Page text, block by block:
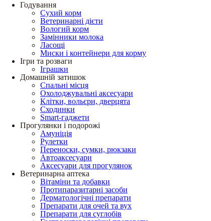
Годування
Сухий корм
Ветеринарні дієти
Вологий корм
Замінники молока
Ласощі
Миски і контейнери для корму
Ігри та розваги
Іграшки
Домашній затишок
Спальні місця
Охолоджувальні аксесуари
Клітки, вольєри, дверцята
Сходинки
Smart-гаджети
Прогулянки і подорожі
Амуніція
Рулетки
Переноски, сумки, рюкзаки
Автоаксесуари
Аксесуари для прогулянок
Ветеринарна аптека
Вітаміни та добавки
Протипаразитарні засоби
Дерматологічні препарати
Препарати для очей та вух
Препарати для суглобів